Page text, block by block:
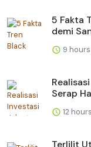
5 Fakta
demi
9
Serap
12
Terlilit